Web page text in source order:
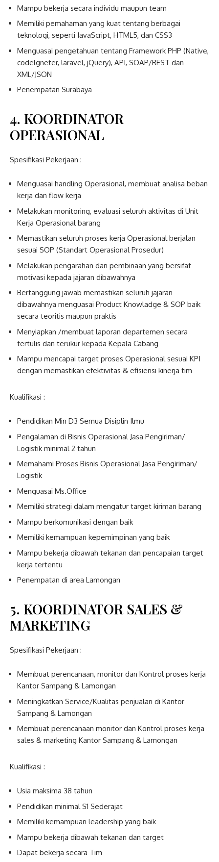
Mampu bekerja secara individu maupun team
Memiliki pemahaman yang kuat tentang berbagai
teknologi, seperti JavaScript, HTML5, dan CSS3
Menguasai pengetahuan tentang Framework PHP (Native,
codelgneter, laravel, jQuery), API, SOAP/REST dan
XML/JSON
Penempatan Surabaya
4. KOORDINATOR
OPERASIONAL
Spesifikasi Pekerjaan :
Menguasai handling Operasional, membuat analisa beban
kerja dan flow kerja
Melakukan monitoring, evaluasi seluruh aktivitas di Unit
Kerja Operasional barang
Memastikan seluruh proses kerja Operasional berjalan
sesuai SOP (Standart Operasional Prosedur)
Melakukan pengarahan dan pembinaan yang bersifat
motivasi kepada jajaran dibawahnya
Bertanggung jawab memastikan seluruh jajaran
dibawahnya menguasai Product Knowladge & SOP baik
secara teoritis maupun praktis
Menyiapkan /membuat laporan departemen secara
tertulis dan terukur kepada Kepala Cabang
Mampu mencapai target proses Operasional sesuai KPI
dengan memastikan efektivitas & efisiensi kinerja tim
Kualifikasi :
Pendidikan Min D3 Semua Disiplin Ilmu
Pengalaman di Bisnis Operasional Jasa Pengiriman/
Logistik minimal 2 tahun
Memahami Proses Bisnis Operasional Jasa Pengiriman/
Logistik
Menguasai Ms.Office
Memiliki strategi dalam mengatur target kiriman barang
Mampu berkomunikasi dengan baik
Memiliki kemampuan kepemimpinan yang baik
Mampu bekerja dibawah tekanan dan pencapaian target
kerja tertentu
Penempatan di area Lamongan
5. KOORDINATOR SALES &
MARKETING
Spesifikasi Pekerjaan :
Membuat perencanaan, monitor dan Kontrol proses kerja
Kantor Sampang & Lamongan
Meningkatkan Service/Kualitas penjualan di Kantor
Sampang & Lamongan
Membuat perencanaan monitor dan Kontrol proses kerja
sales & marketing Kantor Sampang & Lamongan
Kualifikasi :
Usia maksima 38 tahun
Pendidikan minimal S1 Sederajat
Memiliki kemampuan leadership yang baik
Mampu bekerja dibawah tekanan dan target
Dapat bekerja secara Tim